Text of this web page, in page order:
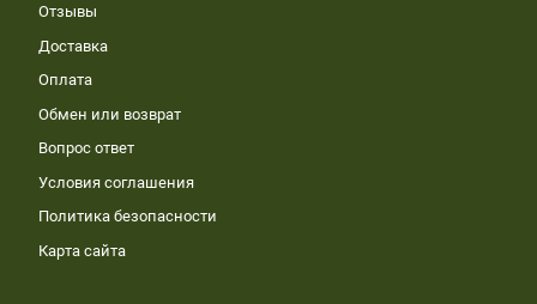
Отзывы
Доставка
Оплата
Обмен или возврат
Вопрос ответ
Условия соглашения
Политика безопасности
Карта сайта